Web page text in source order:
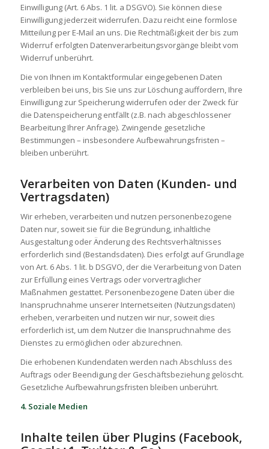
Einwilligung (Art. 6 Abs. 1 lit. a DSGVO). Sie können diese
Einwilligung jederzeit widerrufen. Dazu reicht eine formlose
Mitteilung per E-Mail an uns. Die Rechtmäßigkeit der bis zum
Widerruf erfolgten Datenverarbeitungsvorgänge bleibt vom
Widerruf unberührt.
Die von Ihnen im Kontaktformular eingegebenen Daten
verbleiben bei uns, bis Sie uns zur Löschung auffordern, Ihre
Einwilligung zur Speicherung widerrufen oder der Zweck für
die Datenspeicherung entfällt (z.B. nach abgeschlossener
Bearbeitung Ihrer Anfrage). Zwingende gesetzliche
Bestimmungen – insbesondere Aufbewahrungsfristen –
bleiben unberührt.
Verarbeiten von Daten (Kunden- und
Vertragsdaten)
Wir erheben, verarbeiten und nutzen personenbezogene
Daten nur, soweit sie für die Begründung, inhaltliche
Ausgestaltung oder Änderung des Rechtsverhältnisses
erforderlich sind (Bestandsdaten). Dies erfolgt auf Grundlage
von Art. 6 Abs. 1 lit. b DSGVO, der die Verarbeitung von Daten
zur Erfüllung eines Vertrags oder vorvertraglicher
Maßnahmen gestattet. Personenbezogene Daten über die
Inanspruchnahme unserer Internetseiten (Nutzungsdaten)
erheben, verarbeiten und nutzen wir nur, soweit dies
erforderlich ist, um dem Nutzer die Inanspruchnahme des
Dienstes zu ermöglichen oder abzurechnen.
Die erhobenen Kundendaten werden nach Abschluss des
Auftrags oder Beendigung der Geschäftsbeziehung gelöscht.
Gesetzliche Aufbewahrungsfristen bleiben unberührt.
4. Soziale Medien
Inhalte teilen über Plugins (Facebook,